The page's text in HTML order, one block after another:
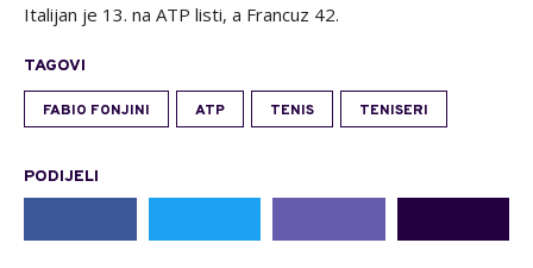
Italijan je 13. na ATP listi, a Francuz 42.
TAGOVI
FABIO FONJINI ATP TENIS TENISERI
PODIJELI